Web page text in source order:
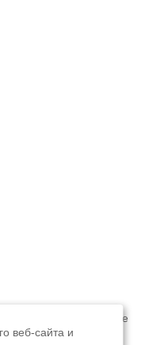
этаж 4, помещение
веб-сайта и